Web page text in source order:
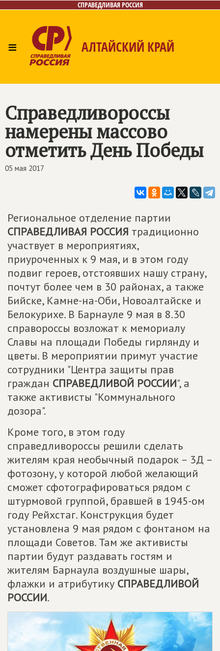
СПРАВЕДЛИВАЯ РОССИЯ
≡ АЛТАЙСКИЙ КРАЙ
Справедливороссы
намерены массово
отметить День Победы
05 мая 2017
Региональное отделение партии
СПРАВЕДЛИВАЯ РОССИЯ традиционно
участвует в мероприятиях,
приуроченных к 9 мая, и в этом году
подвиг героев, отстоявших нашу страну,
почтут более чем в 30 районах, а также
Бийске, Камне-на-Оби, Новоалтайске и
Белокурихе. В Барнауле 9 мая в 8.30
справороссы возложат к мемориалу
Славы на площади Победы гирлянду и
цветы. В мероприятии примут участие
сотрудники "Центра защиты прав
граждан СПРАВЕДЛИВОЙ РОССИИ", а
также активисты "Коммунального
дозора".
Кроме того, в этом году
справедливороссы решили сделать
жителям края необычный подарок – 3Д –
фотозону, у которой любой желающий
сможет сфотографироваться рядом с
штурмовой группой, бравшей в 1945-ом
году Рейхстаг. Конструкция будет
установлена 9 мая рядом с фонтаном на
площади Советов. Там же активисты
партии будут раздавать гостям и
жителям Барнаула воздушные шары,
флажки и атрибутику СПРАВЕДЛИВОЙ
РОССИИ.